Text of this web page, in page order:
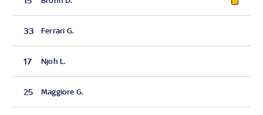
33 Ferrari G.
17 Njoh L.
25 Maggiore G.